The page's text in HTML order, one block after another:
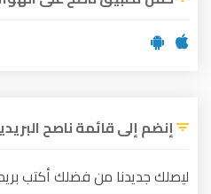
إنضم إلى قائمة ناصح
ليصلك جديدنا من فضلك أكتب